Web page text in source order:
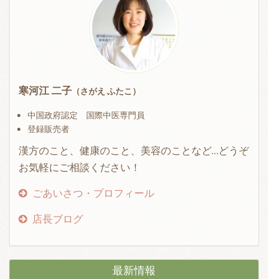
寒河江 二子 （さがえ ふたこ）
中国政府認定 国際中医専門員
登録販売者
漢方のこと、健康のこと、美容のことなど…どうぞ
お気軽にご相談ください！
ごあいさつ・プロフィール
店長ブログ
最新情報